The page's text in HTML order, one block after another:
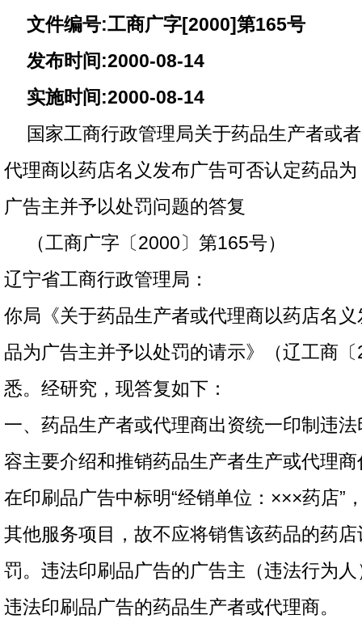
文件编号:工商广字[2000]第165号
发布时间:2000-08-14
实施时间:2000-08-14
国家工商行政管理局关于药品生产者或者
代理商以药店名义发布广告可否认定药品为
广告主并予以处罚问题的答复
（工商广字〔2000〕第165号）
辽宁省工商行政管理局：
你局《关于药品生产者或代理商以药店名
品为广告主并予以处罚的请示》（辽工商
悉。经研究，现答复如下：
一、药品生产者或代理商出资统一印制违
容主要介绍和推销药品生产者生产或代理
在印刷品广告中标明“经销单位：×××药店”
其他服务项目，故不应将销售该药品的药
罚。违法印刷品广告的广告主（违法行为
违法印刷品广告的药品生产者或代理商。